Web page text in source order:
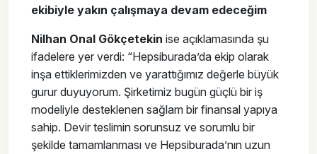
ekibiyle yakın çalışmaya devam edeceğim
Nilhan Onal Gökçetekin ise açıklamasında şu
ifadelere yer verdi: “Hepsiburada’da ekip olarak
inşa ettiklerimizden ve yarattığımız değerle büyük
gurur duyuyorum. Şirketimiz bugün güçlü bir iş
modeliyle desteklenen sağlam bir finansal yapıya
sahip. Devir teslimin sorunsuz ve sorumlu bir
şekilde tamamlanması ve Hepsiburada’nın uzun